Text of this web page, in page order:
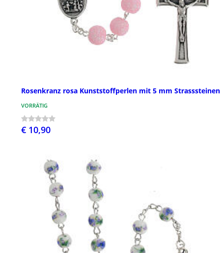
Rosenkranz rosa Kunststoffperlen mit 5 mm Strasssteinen
VORRÄTIG
€ 10,90